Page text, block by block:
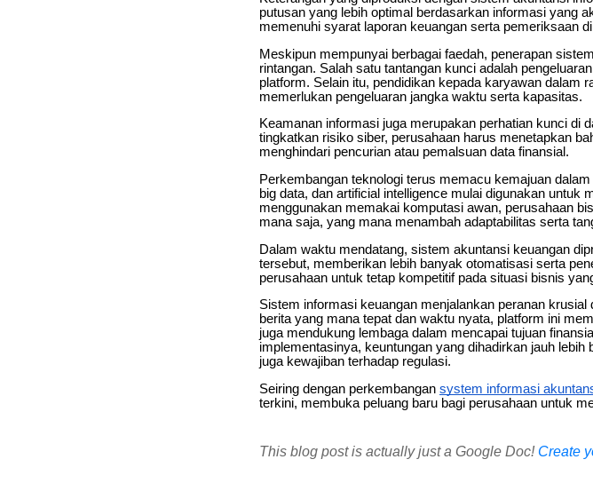
putusan yang lebih optimal berdasarkan informasi yang
memenuhi syarat laporan keuangan serta pemeriksaan
Meskipun mempunyai berbagai faedah, penerapan
rintangan. Salah satu tantangan kunci adalah
platform. Selain itu, pendidikan kepada karyawan dalam
memerlukan pengeluaran jangka waktu serta kapasitas.
Keamanan informasi juga merupakan perhatian kunci di
tingkatkan risiko siber, perusahaan harus menetapkan
menghindari pencurian atau pemalsuan data finansial.
Perkembangan teknologi terus memacu kemajuan
big data, dan artificial intelligence mulai digunakan
menggunakan memakai komputasi awan, perusahaan
mana saja, yang mana menambah adaptabilitas serta
Dalam waktu mendatang, sistem akuntansi keuangan
tersebut, memberikan lebih banyak otomatisasi serta
perusahaan untuk tetap kompetitif pada situasi bisnis
Sistem informasi keuangan menjalankan peranan
berita yang mana tepat dan waktu nyata, platform ini
juga mendukung lembaga dalam mencapai tujuan
implementasinya, keuntungan yang dihadirkan jauh
juga kewajiban terhadap regulasi.
Seiring dengan perkembangan system informasi
terkini, membuka peluang baru bagi perusahaan untuk
This blog post is actually just a Google Doc! Create